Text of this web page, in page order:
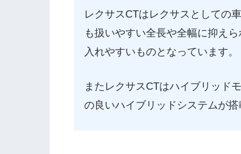
レクサスCTはレクサスとしての
も扱いやすい全長や全幅に抑え
入れやすいものとなっています。
またレクサスCTはハイブリッド
の良いハイブリッドシステムが搭